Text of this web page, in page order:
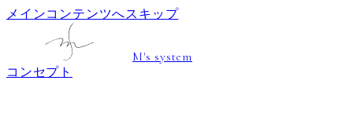
メインコンテンツへスキップ
M's system
コンセプト